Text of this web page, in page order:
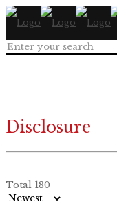
Disclosure
Total 180